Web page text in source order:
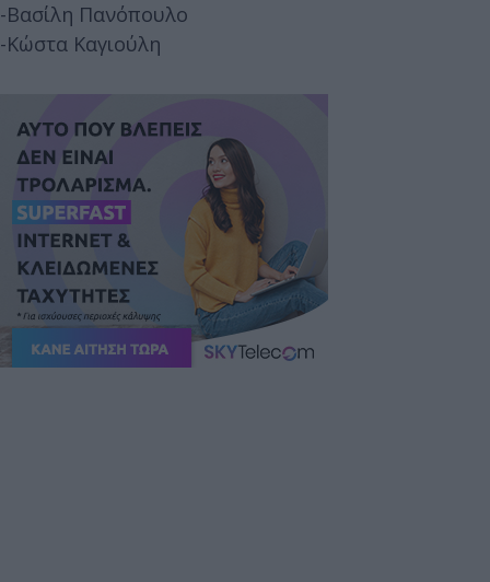
-Βασίλη Πανόπουλο
-Κώστα Καγιούλη